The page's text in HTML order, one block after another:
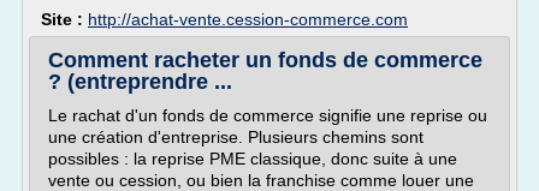
Site : http://achat-vente.cession-commerce.com
Comment racheter un fonds de commerce
? (entreprendre ...
Le rachat d'un fonds de commerce signifie une reprise ou
une création d'entreprise. Plusieurs chemins sont
possibles : la reprise PME classique, donc suite à une
vente ou cession, ou bien la franchise comme louer une